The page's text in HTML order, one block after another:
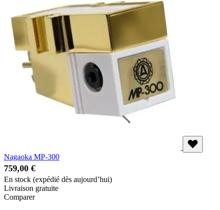
Nagaoka MP-300
759,00 €
En stock (expédié dès aujourd’hui)
Livraison gratuite
Comparer